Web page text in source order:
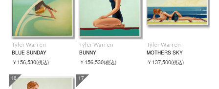
Tyler Warren
BLUE SUNDAY
￥156,530(税込)
Tyler Warren
BUNNY
￥156,530(税込)
Tyler Warren
MOTHERS SKY
￥137,500(税込)
16 17